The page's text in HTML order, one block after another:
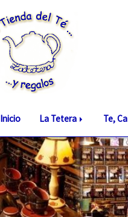
Inicio La Tetera Te,